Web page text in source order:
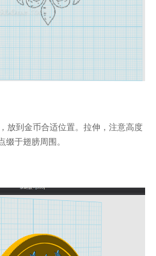
放到金币合适位置。拉伸，注意高度
缀于翅膀周围。